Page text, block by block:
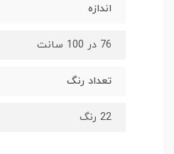
اندازه
76 در 100 سانت
تعداد رنگ
22 رنگ